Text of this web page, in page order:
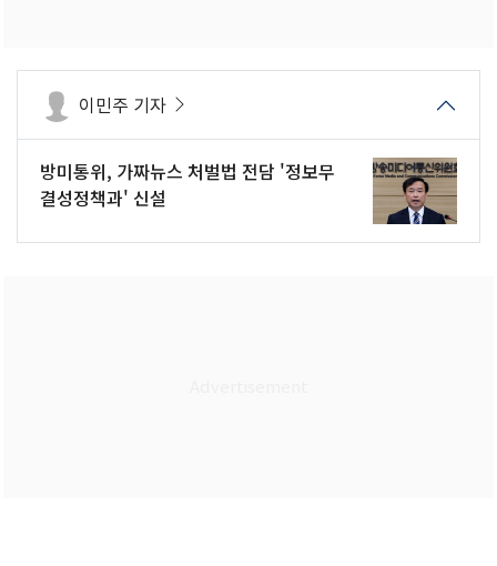
이민주 기자
방미통위, 가짜뉴스 처벌법 전담 '정보무
결성정책과' 신설